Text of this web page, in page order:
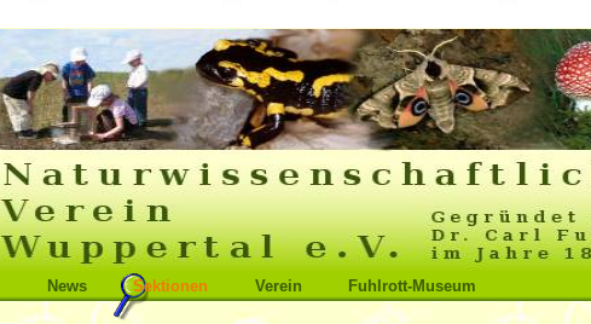
News Sektionen Verein Fuhlrott-Museum